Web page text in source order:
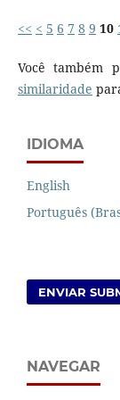
<< < 5 6 7 8 9 10
Você também
similaridade
IDIOMA
English
Português
ENVIAR
NAVEGAR